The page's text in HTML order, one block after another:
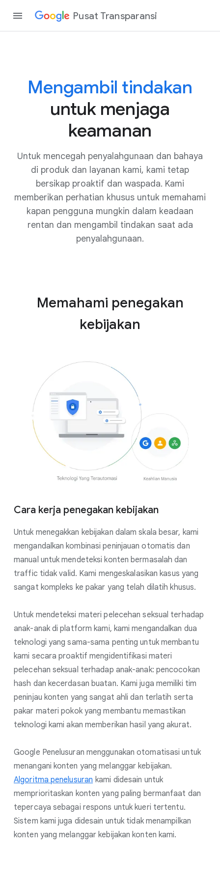
Pusat Transparansi
Mengambil tindakan
untuk menjaga
keamanan
Untuk mencegah penyalahgunaan dan bahaya
di produk dan layanan kami, kami tetap
bersikap proaktif dan waspada. Kami
memberikan perhatian khusus untuk memahami
kapan pengguna mungkin dalam keadaan
rentan dan mengambil tindakan saat ada
penyalahgunaan.
Memahami penegakan
kebijakan
Cara kerja penegakan kebijakan
Untuk menegakkan kebijakan dalam skala besar, kami
mengandalkan kombinasi peninjauan otomatis dan
manual untuk mendeteksi konten bermasalah dan
traffic tidak valid. Kami mengeskalasikan kasus yang
sangat kompleks ke pakar yang telah dilatih khusus.
Untuk mendeteksi materi pelecehan seksual terhadap
anak-anak di platform kami, kami mengandalkan dua
teknologi yang sama-sama penting untuk membantu
kami secara proaktif mengidentifikasi materi
pelecehan seksual terhadap anak-anak: pencocokan
hash dan kecerdasan buatan. Kami juga memiliki tim
peninjau konten yang sangat ahli dan terlatih serta
pakar materi pokok yang membantu memastikan
teknologi kami akan memberikan hasil yang akurat.
Google Penelusuran menggunakan otomatisasi untuk
menangani konten yang melanggar kebijakan.
Algoritma penelusuran kami didesain untuk
memprioritaskan konten yang paling bermanfaat dan
tepercaya sebagai respons untuk kueri tertentu.
Sistem kami juga didesain untuk tidak menampilkan
konten yang melanggar kebijakan konten kami.